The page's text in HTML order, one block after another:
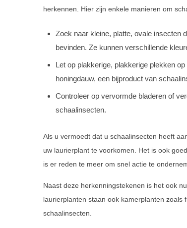
herkennen. Hier zijn enkele manieren om
Zoek naar kleine, platte, ovale insecten
bevinden. Ze kunnen verschillende
Let op plakkerige, plakkerige plekken
honingdauw, een bijproduct van
Controleer op vervormde bladeren of
schaalinsecten.
Als u vermoedt dat u schaalinsecten heeft
uw laurierplant te voorkomen. Het is ook
is er reden te meer om snel actie te
Naast deze herkenningstekenen is het ook
laurierplanten staan ook kamerplanten
schaalinsecten.